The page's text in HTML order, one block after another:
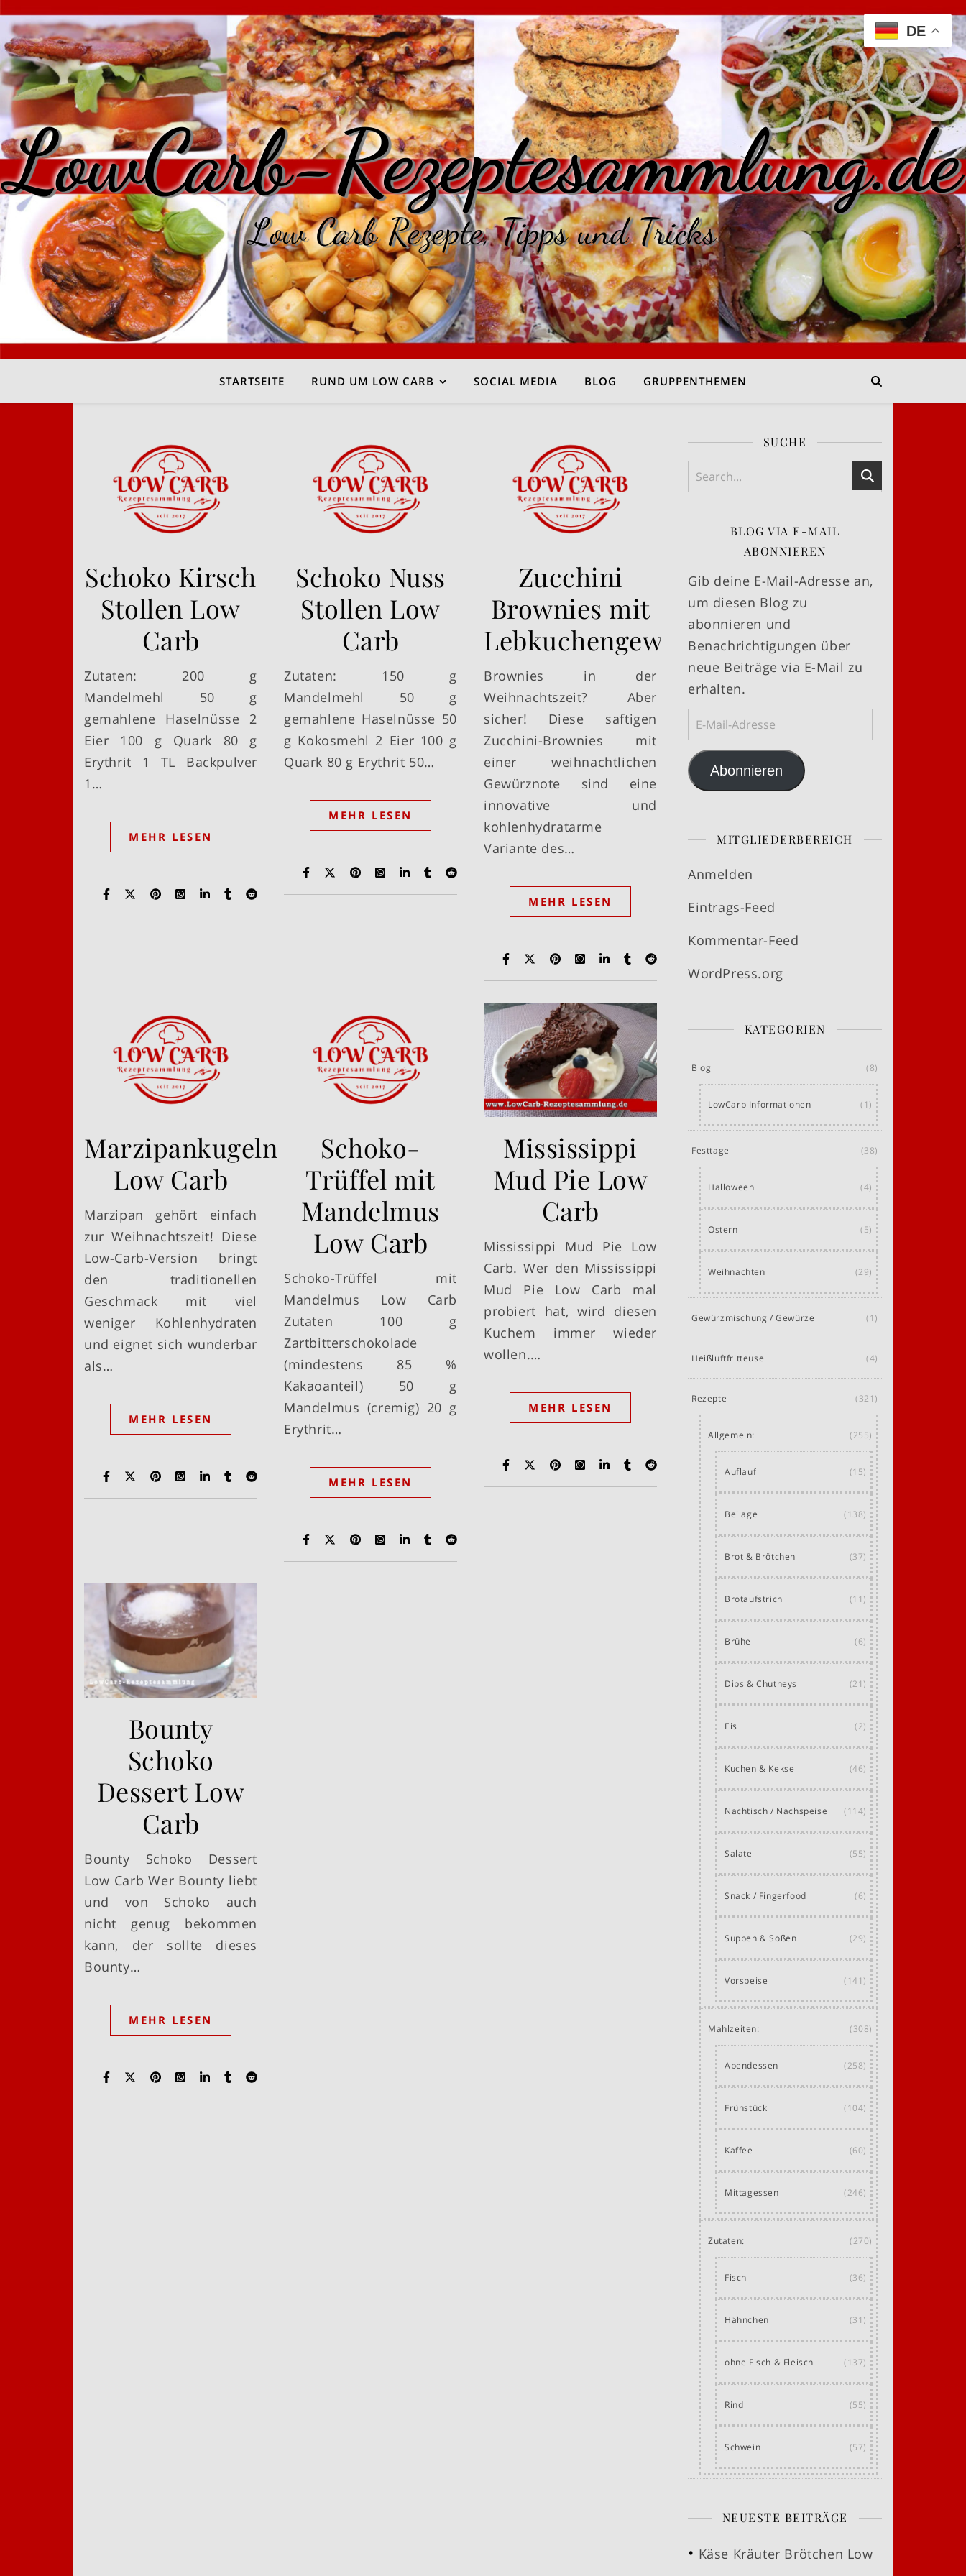
LowCarb-Rezeptesammlung.de
Low Carb Rezepte, Tipps und Tricks
STARTSEITE RUND UM LOW CARB SOCIAL MEDIA BLOG GRUPPENTHEMEN
Schoko Kirsch
Stollen Low
Carb
Zutaten: 200 g
Mandelmehl 50 g
gemahlene Haselnüsse 2
Eier 100 g Quark 80 g
Erythrit 1 TL Backpulver
1…
MEHR LESEN
Schoko Nuss
Stollen Low
Carb
Zutaten: 150 g
Mandelmehl 50 g
gemahlene Haselnüsse 50
g Kokosmehl 2 Eier 100 g
Quark 80 g Erythrit 50…
MEHR LESEN
Zucchini
Brownies mit
Lebkuchengewürz
Brownies in der
Weihnachtszeit? Aber
sicher! Diese saftigen
Zucchini-Brownies mit
einer weihnachtlichen
Gewürznote sind eine
innovative und
kohlenhydratarme
Variante des…
MEHR LESEN
Marzipankugeln
Low Carb
Marzipan gehört einfach
zur Weihnachtszeit! Diese
Low-Carb-Version bringt
den traditionellen
Geschmack mit viel
weniger Kohlenhydraten
und eignet sich wunderbar
als…
MEHR LESEN
Schoko-
Trüffel mit
Mandelmus
Low Carb
Schoko-Trüffel mit
Mandelmus Low Carb
Zutaten 100 g
Zartbitterschokolade
(mindestens 85 %
Kakaoanteil) 50 g
Mandelmus (cremig) 20 g
Erythrit…
MEHR LESEN
Mississippi
Mud Pie Low
Carb
Mississippi Mud Pie Low
Carb. Wer den Mississippi
Mud Pie Low Carb mal
probiert hat, wird diesen
Kuchem immer wieder
wollen.…
MEHR LESEN
Bounty
Schoko
Dessert Low
Carb
Bounty Schoko Dessert
Low Carb Wer Bounty liebt
und von Schoko auch
nicht genug bekommen
kann, der sollte dieses
Bounty…
MEHR LESEN
SUCHE
BLOG VIA E-MAIL
ABONNIEREN
Gib deine E-Mail-Adresse an,
um diesen Blog zu
abonnieren und
Benachrichtigungen über
neue Beiträge via E-Mail zu
erhalten.
E-Mail-Adresse
Abonnieren
MITGLIEDERBEREICH
Anmelden
Eintrags-Feed
Kommentar-Feed
WordPress.org
KATEGORIEN
Blog (8)
LowCarb Informationen (1)
Festtage (38)
Halloween (4)
Ostern (5)
Weihnachten (29)
Gewürzmischung / Gewürze (1)
Heißluftfritteuse (4)
Rezepte (321)
Allgemein: (255)
Auflauf (15)
Beilage (138)
Brot & Brötchen (37)
Brotaufstrich (11)
Brühe (6)
Dips & Chutneys (21)
Eis (2)
Kuchen & Kekse (46)
Nachtisch / Nachspeise (114)
Salate (55)
Snack / Fingerfood (6)
Suppen & Soßen (29)
Vorspeise (141)
Mahlzeiten: (308)
Abendessen (258)
Frühstück (104)
Kaffee (60)
Mittagessen (246)
Zutaten: (270)
Fisch (36)
Hähnchen (31)
ohne Fisch & Fleisch (137)
Rind (55)
Schwein (57)
NEUESTE BEITRÄGE
Käse Kräuter Brötchen Low
DE